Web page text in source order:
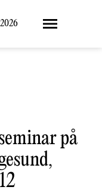
Meny
på